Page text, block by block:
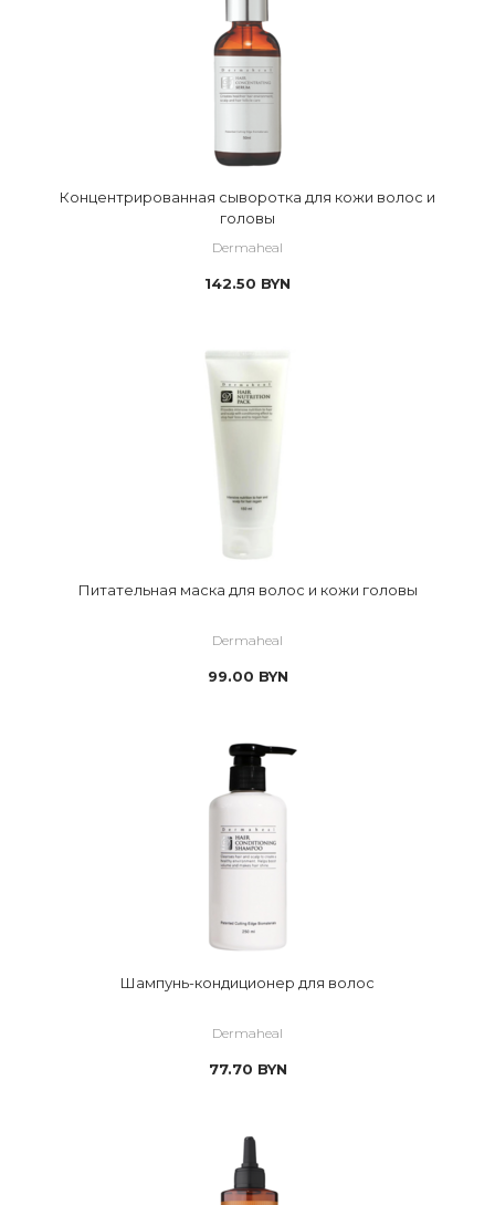
Концентрированная сыворотка для кожи волос и
головы
Dermaheal
142.50 BYN
Питательная маска для волос и кожи головы
Dermaheal
99.00 BYN
Шампунь-кондиционер для волос
Dermaheal
77.70 BYN